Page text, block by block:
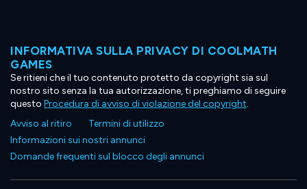
INFORMATIVA SULLA PRIVACY DI COOLMATH
GAMES
Se ritieni che il tuo contenuto protetto da copyright sia sul
nostro sito senza la tua autorizzazione, ti preghiamo di seguire
questo Procedura di avviso di violazione del copyright.
Avviso al ritiro
Termini di utilizzo
Informazioni sui nostri annunci
Domande frequenti sul blocco degli annunci